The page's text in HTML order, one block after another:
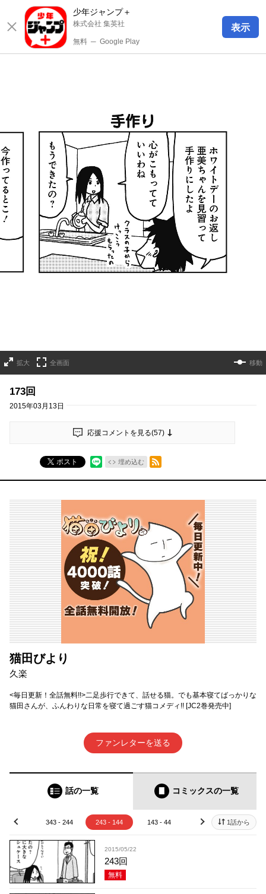
少年ジャンプ＋
株式会社 集英社
無料 ─ Google Play
表示
拡大 全画面 移動
173回
2015年03月13日
応援コメントを見る(57)
ポスト 埋め込む
RSSフィード
猫田びより
久楽
<毎日更新！全話無料!!>二足歩行できて、話せる猫。でも基本寝てばっかりな
猫田さんが、ふんわりな日常を寝て過ごす猫コメディ!! [JC2巻発売中]
ファンレターを送る
話の一覧 コミックスの一覧
- 344 343 - 244 243 - 144 143 - 44 43 - 1
prev next 1話から
2015/05/22
243回
無料